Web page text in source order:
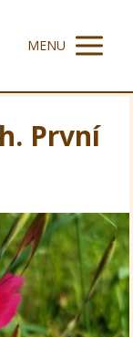
MENU
První